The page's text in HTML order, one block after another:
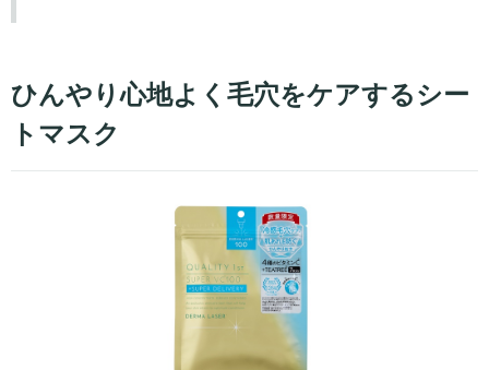
ひんやり心地よく毛穴をケアするシー
トマスク